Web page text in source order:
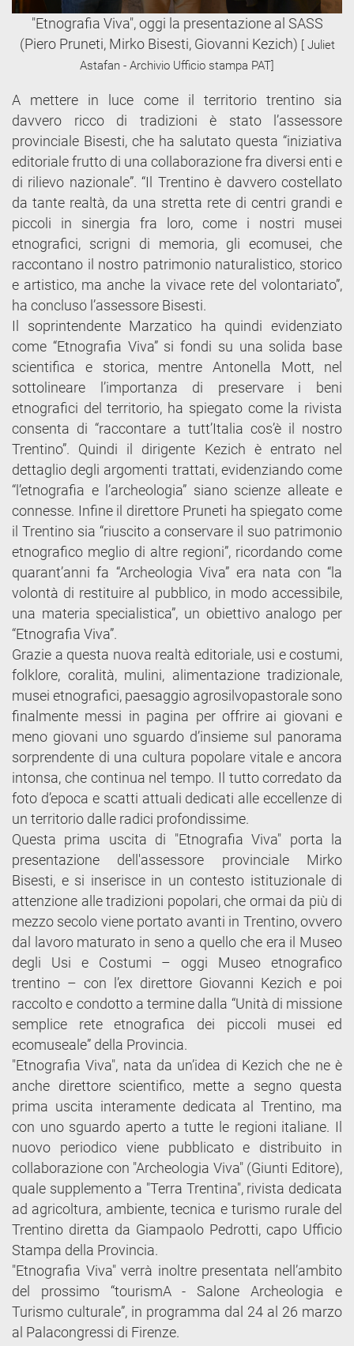
"Etnografia Viva", oggi la presentazione al SASS
(Piero Pruneti, Mirko Bisesti, Giovanni Kezich)
[ Juliet
Astafan - Archivio Ufficio stampa PAT]
A mettere in luce come il territorio trentino sia
davvero ricco di tradizioni è stato l’assessore
provinciale Bisesti, che ha salutato questa “iniziativa
editoriale frutto di una collaborazione fra diversi enti e
di rilievo nazionale”. “Il Trentino è davvero costellato
da tante realtà, da una stretta rete di centri grandi e
piccoli in sinergia fra loro, come i nostri musei
etnografici, scrigni di memoria, gli ecomusei, che
raccontano il nostro patrimonio naturalistico, storico
e artistico, ma anche la vivace rete del volontariato”,
ha concluso l’assessore Bisesti.
Il soprintendente Marzatico ha quindi evidenziato
come “Etnografia Viva” si fondi su una solida base
scientifica e storica, mentre Antonella Mott, nel
sottolineare l’importanza di preservare i beni
etnografici del territorio, ha spiegato come la rivista
consenta di “raccontare a tutt’Italia cos’è il nostro
Trentino”. Quindi il dirigente Kezich è entrato nel
dettaglio degli argomenti trattati, evidenziando come
“l’etnografia e l’archeologia” siano scienze alleate e
connesse. Infine il direttore Pruneti ha spiegato come
il Trentino sia “riuscito a conservare il suo patrimonio
etnografico meglio di altre regioni”, ricordando come
quarant’anni fa “Archeologia Viva” era nata con “la
volontà di restituire al pubblico, in modo accessibile,
una materia specialistica”, un obiettivo analogo per
“Etnografia Viva”.
Grazie a questa nuova realtà editoriale, usi e costumi,
folklore, coralità, mulini, alimentazione tradizionale,
musei etnografici, paesaggio agrosilvopastorale sono
finalmente messi in pagina per offrire ai giovani e
meno giovani uno sguardo d’insieme sul panorama
sorprendente di una cultura popolare vitale e ancora
intonsa, che continua nel tempo. Il tutto corredato da
foto d’epoca e scatti attuali dedicati alle eccellenze di
un territorio dalle radici profondissime.
Questa prima uscita di "Etnografia Viva" porta la
presentazione dell'assessore provinciale Mirko
Bisesti, e si inserisce in un contesto istituzionale di
attenzione alle tradizioni popolari, che ormai da più di
mezzo secolo viene portato avanti in Trentino, ovvero
dal lavoro maturato in seno a quello che era il Museo
degli Usi e Costumi – oggi Museo etnografico
trentino – con l’ex direttore Giovanni Kezich e poi
raccolto e condotto a termine dalla “Unità di missione
semplice rete etnografica dei piccoli musei ed
ecomuseale” della Provincia.
"Etnografia Viva", nata da un’idea di Kezich che ne è
anche direttore scientifico, mette a segno questa
prima uscita interamente dedicata al Trentino, ma
con uno sguardo aperto a tutte le regioni italiane. Il
nuovo periodico viene pubblicato e distribuito in
collaborazione con "Archeologia Viva" (Giunti Editore),
quale supplemento a "Terra Trentina", rivista dedicata
ad agricoltura, ambiente, tecnica e turismo rurale del
Trentino diretta da Giampaolo Pedrotti, capo Ufficio
Stampa della Provincia.
"Etnografia Viva" verrà inoltre presentata nell’ambito
del prossimo “tourismA - Salone Archeologia e
Turismo culturale”, in programma dal 24 al 26 marzo
al Palacongressi di Firenze.